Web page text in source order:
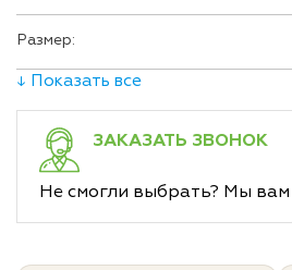
Размер:
↓ Показать все
ЗАКАЗАТЬ ЗВОНОК
Не смогли выбрать? Мы